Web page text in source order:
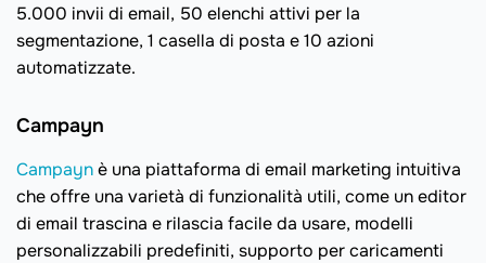
5.000 invii di email, 50 elenchi attivi per la
segmentazione, 1 casella di posta e 10 azioni
automatizzate.
Campayn
Campaynè una piattaforma di email marketing intuitiva
che offre una varietà di funzionalità utili, come un editor
di email trascina e rilascia facile da usare, modelli
personalizzabili predefiniti, supporto per caricamenti